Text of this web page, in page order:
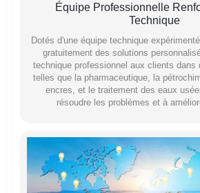
Équipe Professionnelle
Technique
Dotés d'une équipe technique
gratuitement des solutions
technique professionnel aux clients dans
telles que la pharmaceutique, la
encres, et le traitement des eaux
résoudre les problèmes et à